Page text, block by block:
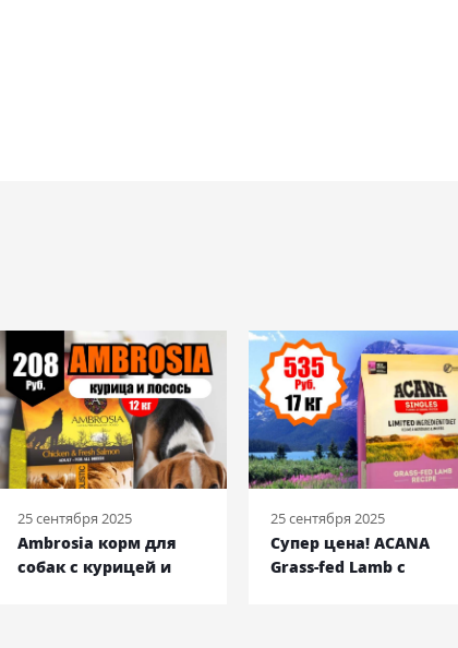
25 сентября 2025
Ambrosia корм для
собак с курицей и
25 сентября 2025
Супер цена! ACANA
Grass-fed Lamb с